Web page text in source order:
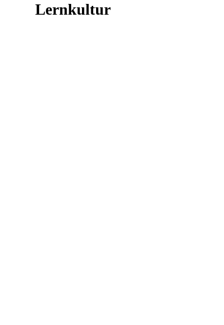
Lernkultur